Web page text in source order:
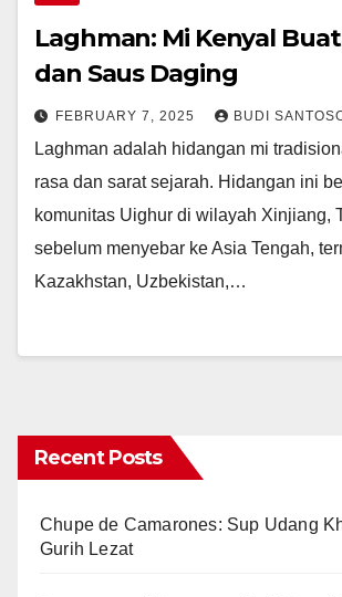
Laghman: Mi Kenyal
dan Saus Daging
FEBRUARY 7, 2025 BUDI
Laghman adalah hidangan mi
rasa dan sarat sejarah. Hidangan ini
komunitas Uighur di wilayah Xinjiang,
sebelum menyebar ke Asia Tengah,
Kazakhstan, Uzbekistan,…
Recent Posts
Chupe de Camarones: Sup Udang
Gurih Lezat